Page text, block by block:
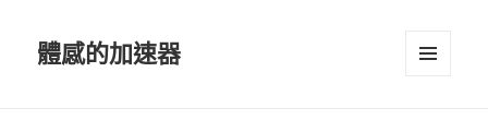
體感的加速器